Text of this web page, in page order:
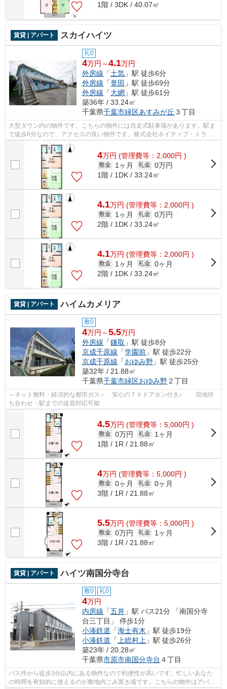
1階 / 3DK / 40.07㎡
賃貸 | アパート スカイハイツ
礼0
4万円～4.1万円
外房線 「土気 」駅 徒歩6分
外房線 「誉田 」駅 徒歩69分
外房線 「大網 」駅 徒歩61分
築36年 / 33.24㎡
千葉県千葉市緑区あすみが丘 ３丁目
大型タウン内の物件です。こちらの物件には自走式駐車場があります。駅ま
で徒歩6分なので、アクセスの良い物件です。株式会社ネイティブ・トラス
トには千葉市緑区エリアの賃貸情報がご...
4万円 (管理費等：2,000円 )
敷金 1ヶ月 礼金 0万円
1階 / 1DK / 33.24㎡
4.1万円 (管理費等：2,000円 )
敷金 1ヶ月 礼金 0万円
2階 / 1DK / 33.24㎡
4.1万円 (管理費等：2,000円 )
敷金 1ヶ月 礼金 0ヶ月
2階 / 1DK / 33.24㎡
賃貸 | アパート ハイムカメリア
敷0
4万円～5.5万円
外房線 「鎌取 」駅 徒歩8分
京成千原線 「学園前 」駅 徒歩22分
京成千原線 「おゆみ野 」駅 徒歩25分
築32年 / 21.88㎡
千葉県千葉市緑区おゆみ野２丁目
～ネット無料・経済的な都市ガス～ 安心のＴＶドアホン付き♪ 現地待
ち合わせ・駅までの送迎対応可能
4.5万円 (管理費等：5,000円 )
敷金 0万円 礼金
1ヶ月
1階 / 1R / 21.88㎡
4万円 (管理費等：5,000円 )
敷金 0ヶ月 礼金 0ヶ月
3階 / 1R / 21.88㎡
5.5万円 (管理費等：5,000円 )
敷金 0万円 礼金
1ヶ月
3階 / 1R / 21.88㎡
賃貸 | アパート ハイツ南国分寺台
敷0 礼0
4万円
内房線 「五井 」駅 バス21分 「南国分寺
台三丁目」 停歩1分
小湊鉄道 「海士有木 」駅 徒歩19分
小湊鉄道 「 上総村上 」駅 徒歩26分
築23年 / 20.28㎡
千葉県市原市南国分寺台 ４丁目
バス停から徒歩3分以内にある物件なので利便性が高いです。忙しいあなた
の時間を有効的に使えるのが敷地内ごみ置き場です。こちらの物件はアパー